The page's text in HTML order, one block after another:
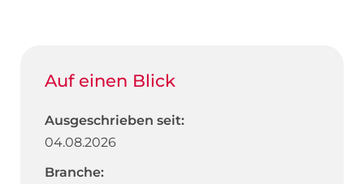
Auf einen Blick
Ausgeschrieben seit:
04.08.2026
Branche: